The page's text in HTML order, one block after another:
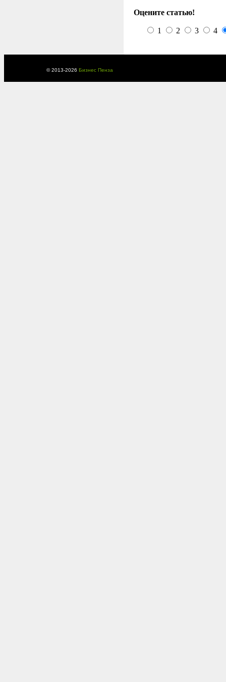
Оцените статью!
1 2 3 4
© 2013-2026 Бизнес Пенза